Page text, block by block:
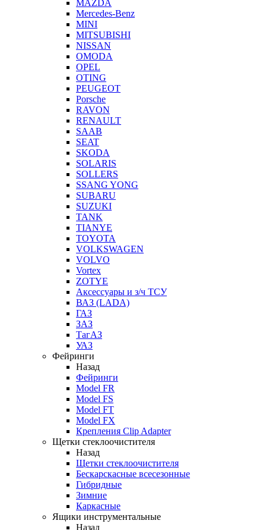
MAZDA
Mercedes-Benz
MINI
MITSUBISHI
NISSAN
OMODA
OPEL
OTING
PEUGEOT
Porsche
RAVON
RENAULT
SAAB
SEAT
SKODA
SOLARIS
SOLLERS
SSANG YONG
SUBARU
SUZUKI
TANK
TIANYE
TOYOTA
VOLKSWAGEN
VOLVO
Vortex
ZOTYE
Аксессуары и з/ч ТСУ
ВАЗ (LADA)
ГАЗ
ЗАЗ
ТагАЗ
УАЗ
Фейринги
Назад
Фейринги
Model FR
Model FS
Model FT
Model FX
Крепления Clip Adapter
Щетки стеклоочистителя
Назад
Щетки стеклоочистителя
Бескарскасные всесезонные
Гибридные
Зимние
Каркасные
Ящики инструментальные
Назад